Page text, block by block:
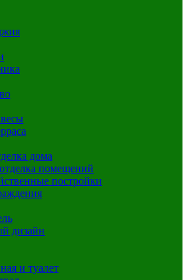
дома
помещений
постройки
дизайн
и туалет